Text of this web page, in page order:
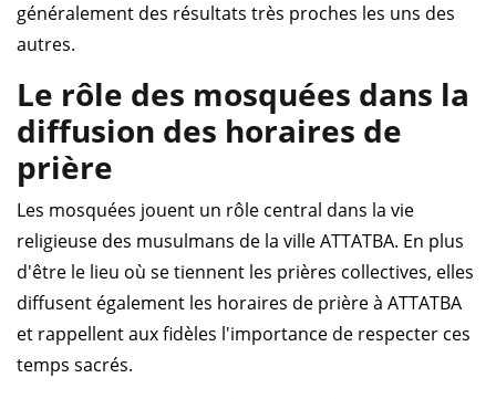
généralement des résultats très proches les uns des
autres.
Le rôle des mosquées dans la
diffusion des horaires de
prière
Les mosquées jouent un rôle central dans la vie
religieuse des musulmans de la ville ATTATBA. En plus
d'être le lieu où se tiennent les prières collectives, elles
diffusent également les horaires de prière à ATTATBA
et rappellent aux fidèles l'importance de respecter ces
temps sacrés.